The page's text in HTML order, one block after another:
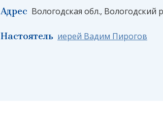
Адрес Вологодская обл., Вологодский
Настоятель иерей Вадим Пирогов